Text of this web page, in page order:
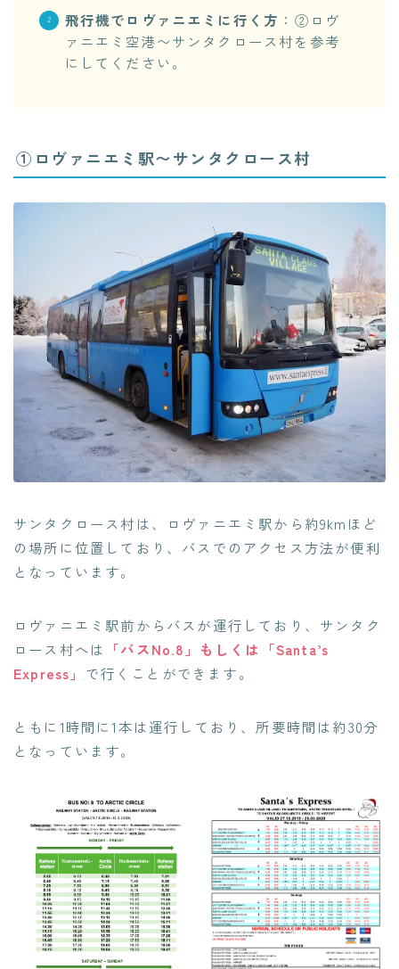
飛行機でロヴァニエミに行く方 ：②ロヴ
ァニエミ空港〜サンタクロース村を参考
にしてください。
①ロヴァニエミ駅〜サンタクロース村
サンタクロース村は、ロヴァニエミ駅から約9kmほど
の場所に位置しており、バスでのアクセス方法が便利
となっています。
ロヴァニエミ駅前からバスが運行しており、サンタク
ロース村へは 「バスNo.8」もしくは「Santa’s
Express」 で行くことができます。
ともに1時間に1本は運行しており、所要時間は約30分
となっています。